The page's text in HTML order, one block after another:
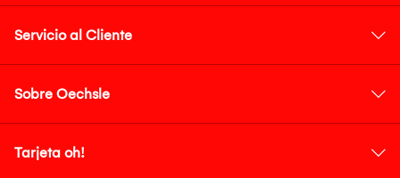
Servicio al Cliente
Sobre Oechsle
Tarjeta oh!